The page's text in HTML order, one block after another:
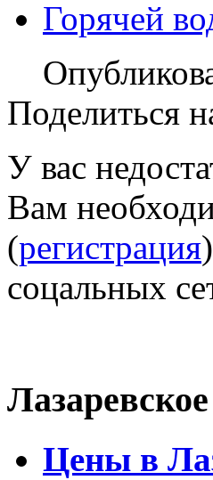
Горячей
Поделиться
У вас
Вам
(регистрация
соцальных
Цены в